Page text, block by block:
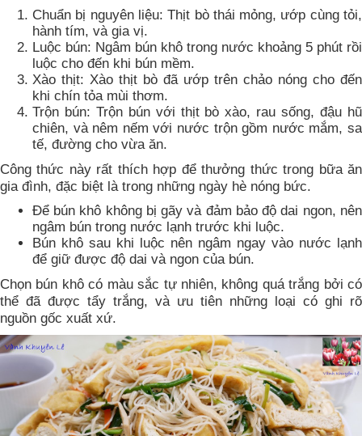
Chuẩn bị nguyên liệu: Thịt bò thái mỏng, ướp cùng tỏi,
hành tím, và gia vị.
Luộc bún: Ngâm bún khô trong nước khoảng 5 phút rồi
luộc cho đến khi bún mềm.
Xào thịt: Xào thịt bò đã ướp trên chảo nóng cho đến
khi chín tỏa mùi thơm.
Trộn bún: Trộn bún với thịt bò xào, rau sống, đậu hũ
chiên, và nêm nếm với nước trộn gồm nước mắm, sa
tế, đường cho vừa ăn.
Công thức này rất thích hợp để thưởng thức trong bữa ăn
gia đình, đặc biệt là trong những ngày hè nóng bức.
Để bún khô không bị gãy và đảm bảo độ dai ngon, nên
ngâm bún trong nước lạnh trước khi luộc.
Bún khô sau khi luộc nên ngâm ngay vào nước lạnh
để giữ được độ dai và ngon của bún.
Chọn bún khô có màu sắc tự nhiên, không quá trắng bởi có
thể đã được tẩy trắng, và ưu tiên những loại có ghi rõ
nguồn gốc xuất xứ.